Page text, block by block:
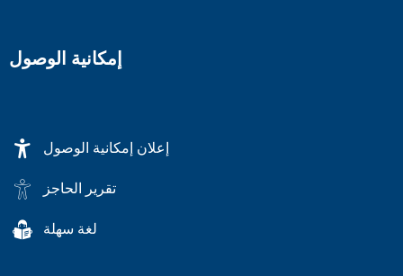
إمكانية الوصول
إعلان إمكانية الوصول
تقرير الحاجز
لغة سهلة